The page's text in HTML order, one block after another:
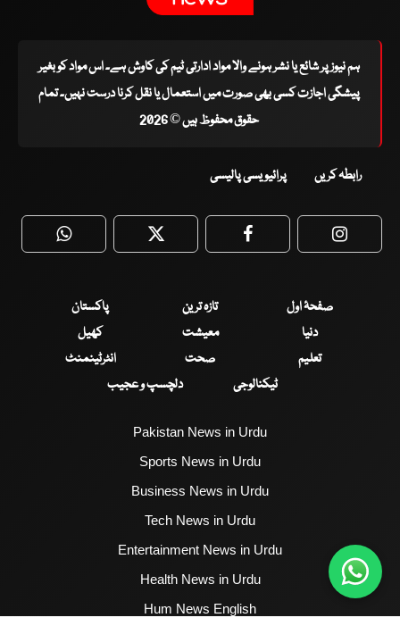
ہم نیوز پر شائع یا نشر ہونے والا مواد ادارتی ٹیم کی کاوش ہے۔ اس مواد کو بغیر
پیشگی اجازت کسی بھی صورت میں استعمال یا نقل کرنا درست نہیں۔ تمام
حقوق محفوظ ہیں © 2026
رابطہ کریں پرائیویسی پالیسی
WhatsApp Twitter Facebook
صفحۂ اول تازہ ترین
پاکستان
دنیا
معیشت
کھیل
تعلیم
صحت
انٹرٹینمنٹ
ٹیکنالوجی
دلچسپ و عجیب
Pakistan News in Urdu
Sports News in Urdu
Business News in Urdu
Tech News in Urdu
Entertainment News in Urdu
Health News in Urdu
Hum News English